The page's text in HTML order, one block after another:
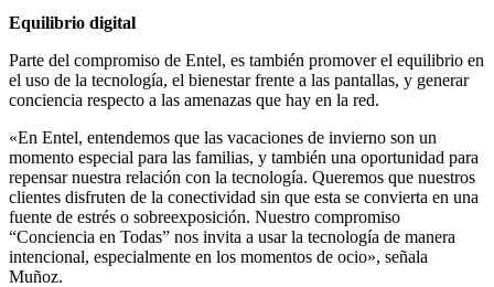
Equilibrio digital
Parte del compromiso de Entel, es también promover el equilibrio en
el uso de la tecnología, el bienestar frente a las pantallas, y generar
conciencia respecto a las amenazas que hay en la red.
«En Entel, entendemos que las vacaciones de invierno son un
momento especial para las familias, y también una oportunidad para
repensar nuestra relación con la tecnología. Queremos que nuestros
clientes disfruten de la conectividad sin que esta se convierta en una
fuente de estrés o sobreexposición. Nuestro compromiso
“Conciencia en Todas” nos invita a usar la tecnología de manera
intencional, especialmente en los momentos de ocio», señala
Muñoz.